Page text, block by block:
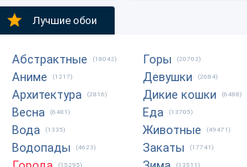
Лучшие обои
Абстрактные (18042)
Аниме (1217)
Архитектура (2816)
Весна (6481)
Вода (1335)
Водопады (4623)
(15295)
Горы (20702)
Девушки (2684)
Дикие кошки (6488)
Еда (13705)
Животные (49471)
Закаты (17741)
(13511)